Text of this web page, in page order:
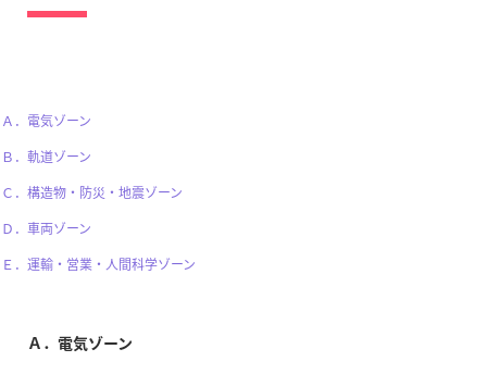
Ａ．電気ゾーン
Ｂ．軌道ゾーン
Ｃ．構造物・防災・地震ゾーン
Ｄ．車両ゾーン
Ｅ．運輸・営業・人間科学ゾーン
Ａ．電気ゾーン